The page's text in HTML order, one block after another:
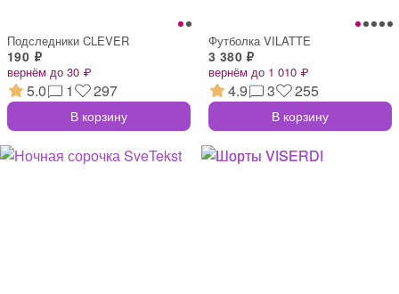
Подследники CLEVER
190 ₽
вернём до 30 ₽
5.0 1 297
В корзину
Футболка VILATTE
3 380 ₽
вернём до 1 010 ₽
4.9 3 255
В корзину